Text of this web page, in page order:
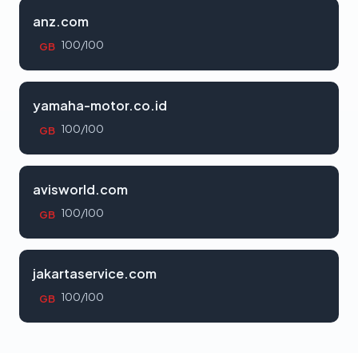
anz.com
GB 100/100
yamaha-motor.co.id
GB 100/100
avisworld.com
GB 100/100
jakartaservice.com
GB 100/100